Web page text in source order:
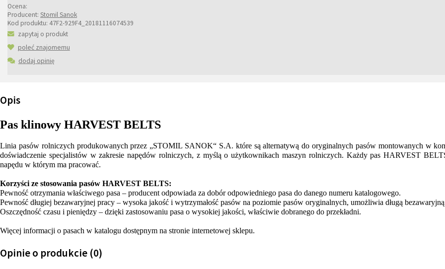
Ocena:
Producent: Stomil Sanok
Kod produktu: 47F2-929F4_20181116074539
zapytaj o produkt
poleć znajomemu
dodaj opinię
Opis
Pas klinowy HARVEST BELTS
Linia pasów rolniczych produkowanych przez „STOMIL SANOK“ S.A. które są alternatywą do oryginalnych pasów montowanych w
doświadczenie specjalistów w zakresie napędów rolniczych, z myślą o użytkownikach maszyn rolniczych. Każdy pas HARVEST
napędu w którym ma pracować.
Korzyści ze stosowania pasów HARVEST BELTS:
Pewność otrzymania właściwego pasa – producent odpowiada za dobór odpowiedniego pasa do danego numeru katalogowego.
Pewność długiej bezawaryjnej pracy – wysoka jakość i wytrzymałość pasów na poziomie pasów oryginalnych, umożliwia długą bezawaryjną
Oszczędność czasu i pieniędzy – dzięki zastosowaniu pasa o wysokiej jakości, właściwie dobranego do przekładni.
Więcej informacji o pasach w katalogu dostępnym na stronie internetowej sklepu.
Opinie o produkcie (0)